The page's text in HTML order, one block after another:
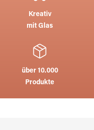
Kreativ
mit Glas
über 10.000
Produkte